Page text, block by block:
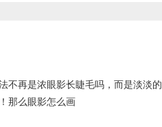
再是浓眼影长睫毛吗，而是淡淡的
那么眼影怎么画